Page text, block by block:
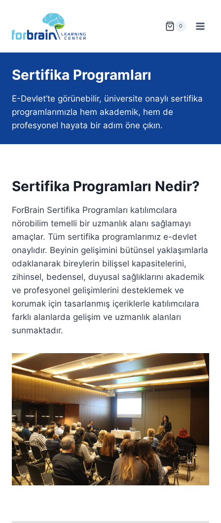
content
0
Sertifika Programları
E-Devlet’te görünebilir, üniversite onaylı sertifika
programlarımızla hem akademik, hem de
profesyonel hayata bir adım öne çıkın.
Sertifika Programları Nedir?
ForBrain Sertifika Programları katılımcılara
nörobilim temelli bir uzmanlık alanı sağlamayı
amaçlar. Tüm sertifika programlarımız e-devlet
onaylıdır. Beyinin gelişimini bütünsel yaklaşımlarla
odaklanarak bireylerin bilişsel kapasitelerini,
zihinsel, bedensel, duyusal sağlıklarını akademik
ve profesyonel gelişimlerini desteklemek ve
korumak için tasarlanmış içeriklerle katılımcılara
farklı alanlarda gelişim ve uzmanlık alanları
sunmaktadır.